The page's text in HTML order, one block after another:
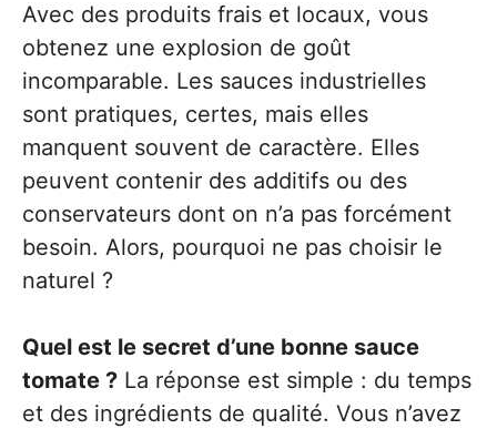
Avec des produits frais et locaux, vous
obtenez une explosion de goût
incomparable. Les sauces industrielles
sont pratiques, certes, mais elles
manquent souvent de caractère. Elles
peuvent contenir des additifs ou des
conservateurs dont on n’a pas forcément
besoin. Alors, pourquoi ne pas choisir le
naturel ?
Quel est le secret d’une bonne sauce
tomate ? La réponse est simple : du temps
et des ingrédients de qualité. Vous n’avez